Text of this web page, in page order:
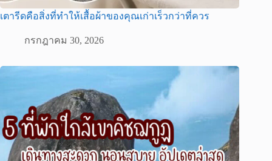
เตารีดคือสิ่งที่ทำให้เสื้อผ้าของคุณเก่าเร็วกว่าที่ควร
กรกฎาคม 30, 2026